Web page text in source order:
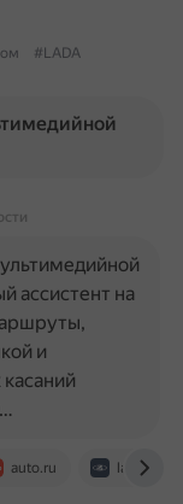
#LADA
auto.ru
ассистент на
и